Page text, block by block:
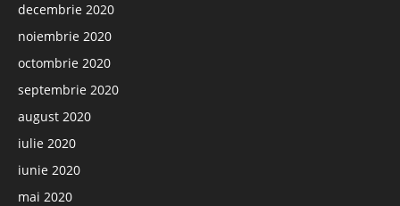
decembrie 2020
noiembrie 2020
octombrie 2020
septembrie 2020
august 2020
iulie 2020
iunie 2020
mai 2020